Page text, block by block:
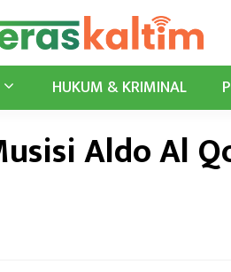
HUKUM & KRIMINAL
Aldo Al